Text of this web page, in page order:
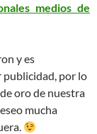
medios de
y es
publicidad, por lo
oro de nuestra
mucha